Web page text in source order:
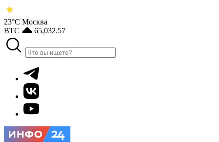
23°С Москва
BTC
65,032.57